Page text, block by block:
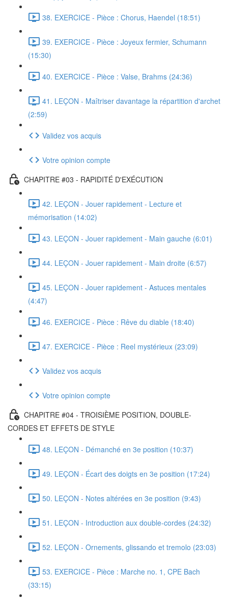
38. EXERCICE - Pièce : Chorus, Haendel (18:51)
39. EXERCICE - Pièce : Joyeux fermier, Schumann
(15:30)
40. EXERCICE - Pièce : Valse, Brahms (24:36)
41. LEÇON - Maîtriser davantage la répartition d'archet
(2:59)
Validez vos acquis
Votre opinion compte
CHAPITRE #03 - RAPIDITÉ D'EXÉCUTION
42. LEÇON - Jouer rapidement - Lecture et
mémorisation (14:02)
43. LEÇON - Jouer rapidement - Main gauche (6:01)
44. LEÇON - Jouer rapidement - Main droite (6:57)
45. LEÇON - Jouer rapidement - Astuces mentales
(4:47)
46. EXERCICE - Pièce : Rêve du diable (18:40)
47. EXERCICE - Pièce : Reel mystérieux (23:09)
Validez vos acquis
Votre opinion compte
CHAPITRE #04 - TROISIÈME POSITION, DOUBLE-
CORDES ET EFFETS DE STYLE
48. LEÇON - Démanché en 3e position (10:37)
49. LEÇON - Écart des doigts en 3e position (17:24)
50. LEÇON - Notes altérées en 3e position (9:43)
51. LEÇON - Introduction aux double-cordes (24:32)
52. LEÇON - Ornements, glissando et tremolo (23:03)
53. EXERCICE - Pièce : Marche no. 1, CPE Bach
(33:15)